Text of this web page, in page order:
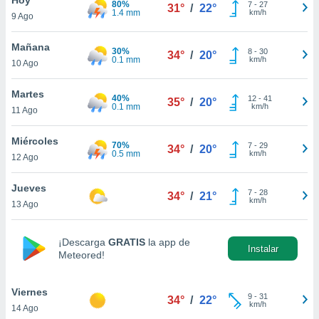
en
más
nuestra
de
aceptar
de
9 Ago
80%
1.4 mm
31° / 22° 7- 27
km/h
Mañana
10 Ago
30%
0.1 mm
34° / 20° 8- 30
km/h
Martes
11 Ago
40%
0.1 mm
35° / 20° 12- 41
km/h
Miércoles
12 Ago
70%
0.5 mm
34° / 20° 7- 29
km/h
Jueves
13 Ago
34° / 21° 7- 28
km/h
¡Descarga GRATIS la app de
Meteored!
Instalar
Viernes
14 Ago
34° / 22° 9- 31
km/h